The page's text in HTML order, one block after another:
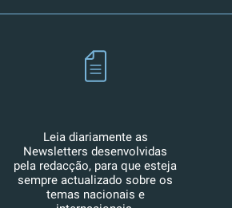
Leia diariamente as
Newsletters desenvolvidas
pela redacção, para que esteja
sempre actualizado sobre os
temas nacionais e